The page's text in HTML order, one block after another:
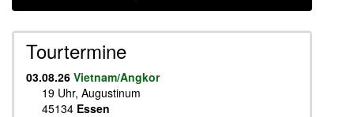
Tourtermine
03.08.26 Vietnam/Angkor
19 Uhr, Augustinum
45134 Essen